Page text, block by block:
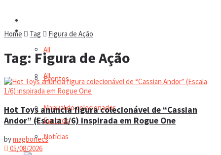
Notícias
All
Eventos
All
Eventos
Manual do colecionador
Notícias
Home Tag Figura de Ação
Tag: Figura de Ação
Hot Toys anuncia figura colecionável de “Cassian
Andor” (Escala 1/6) inspirada em Rogue One
bymagbonecs
05/08/2026